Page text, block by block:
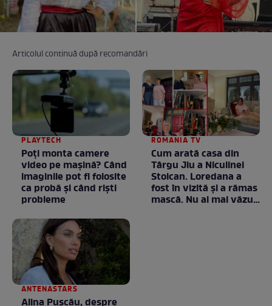
Articolul continuă după recomandări
PLAYTECH
Poți monta camere
video pe mașină? Când
imaginile pot fi folosite
ca probă și când riști
probleme
ROMANIA TV
Cum arată casa din
Târgu Jiu a Niculinei
Stoican. Loredana a
fost în vizită și a rămas
mască. Nu ai mai văzut
ANTENASTARS